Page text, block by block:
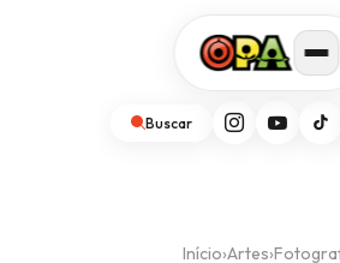
Buscar
Início›Artes›